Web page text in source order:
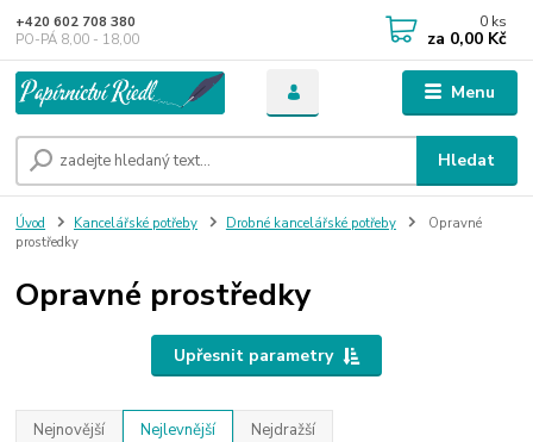
Menu
Hledat
+420 602 708 380
PO-PÁ 8,00 - 18,00
0 ks
za 0,00 Kč
Úvod Kancelářské potřeby Drobné kancelářské potřeby
Opravné
prostředky
Opravné prostředky
Upřesnit parametry
Nejnovější Nejlevnější Nejdražší